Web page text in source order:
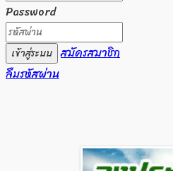
Password
เข้าสู่ระบบ สมัครสมาชิก
ลืมรหัสผ่าน